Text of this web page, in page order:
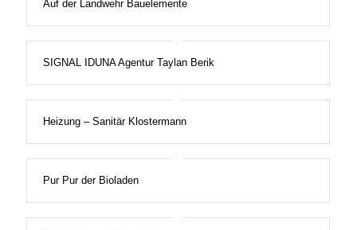
Auf der Landwehr Bauelemente
SIGNAL IDUNA Agentur Taylan Berik
Heizung – Sanitär Klostermann
Pur Pur der Bioladen